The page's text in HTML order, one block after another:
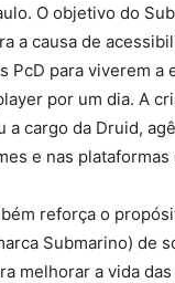
O objetivo do
a causa de
PcD para viverem a
por um dia. A
a cargo da Druid,
e nas
reforça o
Submarino) de
melhorar a vida